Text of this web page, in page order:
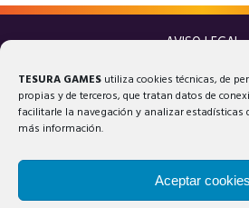
TESURA GAMES utiliza cookies técnicas, de
propias y de terceros, que tratan datos de
facilitarle la navegación y analizar estadísticas
más información.
Aceptar cookies
AVISO LEGAL
POLÍTICA DE